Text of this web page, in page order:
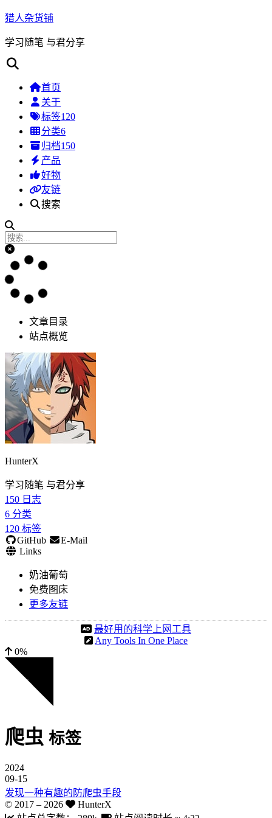
猎人杂货铺
学习随笔 与君分享
首页
关于
标签120
分类6
归档150
产品
好物
友链
搜索
文章目录
站点概览
HunterX
学习随笔 与君分享
150 日志
6 分类
120 标签
GitHub
E-Mail
Links
奶油葡萄
免费图床
更多友链
最好用的科学上网工具
Any Tools In One Place
0%
爬虫 标签
2024
09-15
发现一种有趣的防爬虫手段
© 2017 – 2026
HunterX